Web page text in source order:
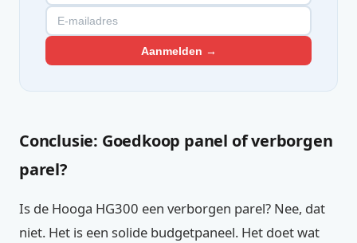
Aanmelden →
Conclusie: Goedkoop panel of verborgen
parel?
Is de Hooga HG300 een verborgen parel? Nee, dat
niet. Het is een solide budgetpaneel. Het doet wat